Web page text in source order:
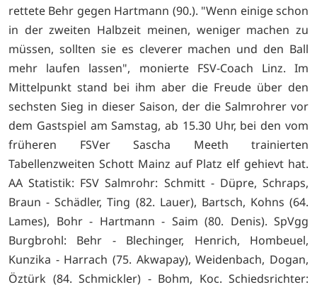
rettete Behr gegen Hartmann (90.). "Wenn einige schon
in der zweiten Halbzeit meinen, weniger machen zu
müssen, sollten sie es cleverer machen und den Ball
mehr laufen lassen", monierte FSV-Coach Linz. Im
Mittelpunkt stand bei ihm aber die Freude über den
sechsten Sieg in dieser Saison, der die Salmrohrer vor
dem Gastspiel am Samstag, ab 15.30 Uhr, bei den vom
früheren FSVer Sascha Meeth trainierten
Tabellenzweiten Schott Mainz auf Platz elf gehievt hat.
AA Statistik: FSV Salmrohr: Schmitt - Düpre, Schraps,
Braun - Schädler, Ting (82. Lauer), Bartsch, Kohns (64.
Lames), Bohr - Hartmann - Saim (80. Denis). SpVgg
Burgbrohl: Behr - Blechinger, Henrich, Hombeuel,
Kunzika - Harrach (75. Akwapay), Weidenbach, Dogan,
Öztürk (84. Schmickler) - Bohm, Koc. Schiedsrichter: